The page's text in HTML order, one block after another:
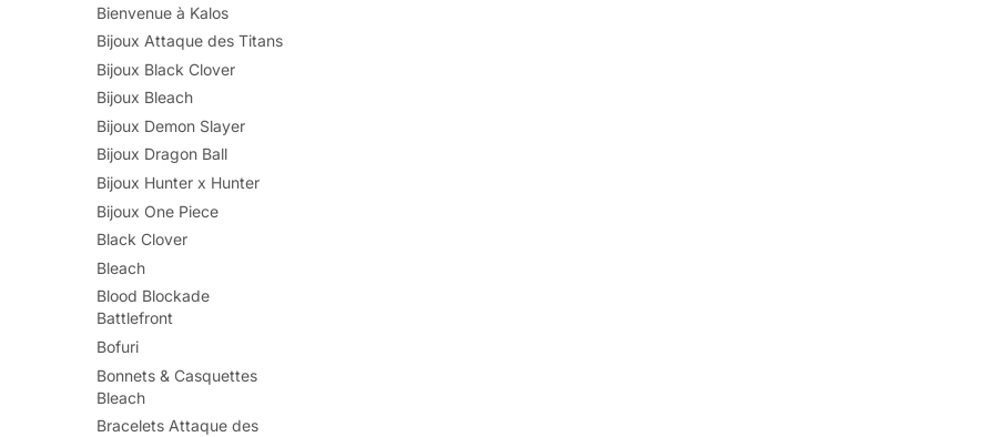
Bienvenue à Kalos
Bijoux Attaque des Titans
Bijoux Black Clover
Bijoux Bleach
Bijoux Demon Slayer
Bijoux Dragon Ball
Bijoux Hunter x Hunter
Bijoux One Piece
Black Clover
Bleach
Blood Blockade
Battlefront
Bofuri
Bonnets & Casquettes
Bleach
Bracelets Attaque des